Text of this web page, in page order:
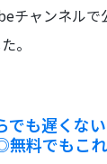
チャンネルで
。
でも遅くな
料でもこ